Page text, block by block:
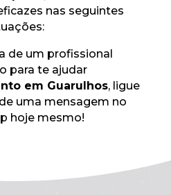
nas seguintes
de um profissional
para te ajudar
em Guarulhos, ligue
uma mensagem no
hoje mesmo!